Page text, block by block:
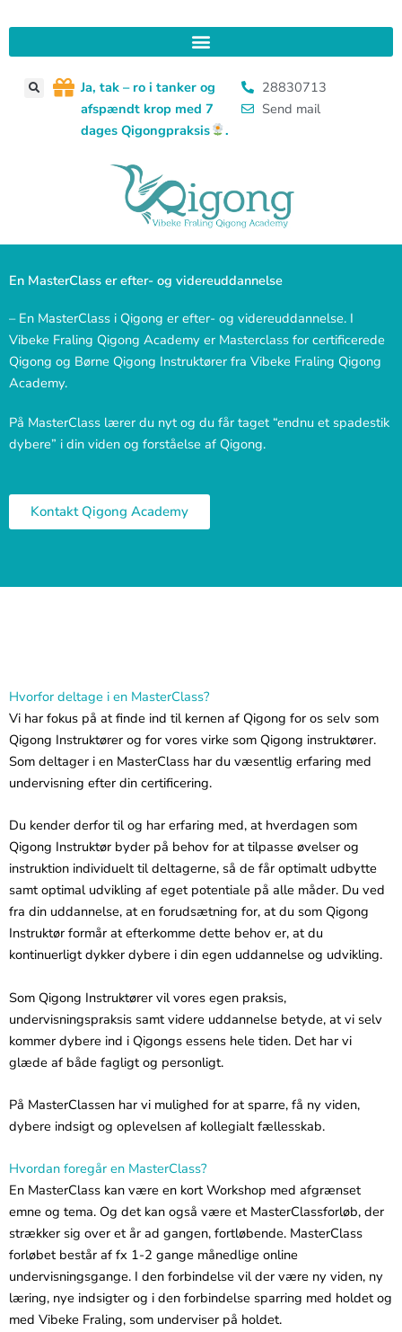
til
indholdet
Ja, tak – ro i tanker og
afspændt krop med 7
dages Qigongpraksis
.
28830713
Send mail
En MasterClass er efter- og videreuddannelse
– En MasterClass i Qigong er efter- og videreuddannelse. I
Vibeke Fraling Qigong Academy er Masterclass for certificerede
Qigong og Børne Qigong Instruktører fra Vibeke Fraling Qigong
Academy.
På MasterClass lærer du nyt og du får taget “endnu et spadestik
dybere” i din viden og forståelse af Qigong.
Kontakt Qigong Academy
Hvorfor deltage i en MasterClass?
Vi har fokus på at finde ind til kernen af Qigong for os selv som
Qigong Instruktører og for vores virke som Qigong instruktører.
Som deltager i en MasterClass har du væsentlig erfaring med
undervisning efter din certificering.
Du kender derfor til og har erfaring med, at hverdagen som
Qigong Instruktør byder på behov for at tilpasse øvelser og
instruktion individuelt til deltagerne, så de får optimalt udbytte
samt optimal udvikling af eget potentiale på alle måder. Du ved
fra din uddannelse, at en forudsætning for, at du som Qigong
Instruktør formår at efterkomme dette behov er, at du
kontinuerligt dykker dybere i din egen uddannelse og udvikling.
Som Qigong Instruktører vil vores egen praksis,
undervisningspraksis samt videre uddannelse betyde, at vi selv
kommer dybere ind i Qigongs essens hele tiden. Det har vi
glæde af både fagligt og personligt.
På MasterClassen har vi mulighed for at sparre, få ny viden,
dybere indsigt og oplevelsen af kollegialt fællesskab.
Hvordan foregår en MasterClass?
En MasterClass kan være en kort Workshop med afgrænset
emne og tema. Og det kan også være et MasterClassforløb, der
strækker sig over et år ad gangen, fortløbende. MasterClass
forløbet består af fx 1-2 gange månedlige online
undervisningsgange. I den forbindelse vil der være ny viden, ny
læring, nye indsigter og i den forbindelse sparring med holdet og
med Vibeke Fraling, som underviser på holdet.